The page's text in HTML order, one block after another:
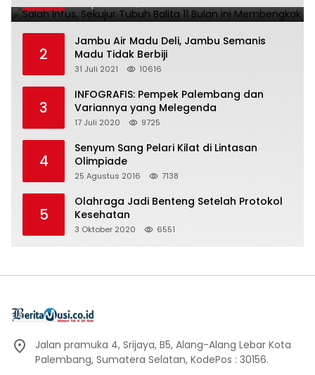
2
Jambu Air Madu Deli, Jambu Semanis
Madu Tidak Berbiji
31 Juli 2021 10616
3
INFOGRAFIS: Pempek Palembang dan
Variannya yang Melegenda
17 Juli 2020 9725
4
Senyum Sang Pelari Kilat di Lintasan
Olimpiade
25 Agustus 2016 7138
5
Olahraga Jadi Benteng Setelah Protokol
Kesehatan
3 Oktober 2020 6551
Jalan pramuka 4, Srijaya, B5, Alang-Alang Lebar Kota
Palembang, Sumatera Selatan, KodePos : 30156.